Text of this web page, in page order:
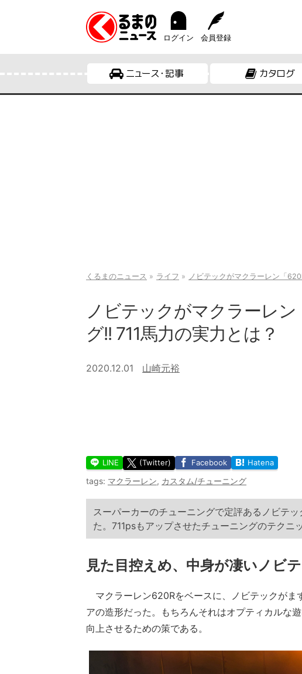
ログイン 会員登録
ニュース・記事 カタログ
くるまのニュース ライフ ノビテックがマクラーレン「
ノビテックがマクラーレ
グ!! 711馬力の実力とは？
2020.12.01 山崎元裕
LINE (Twitter) Facebook Hatena
tags: マクラーレン, カスタム/チューニング
スーパーカーのチューニングで定評あるノビテ
た。711psもアップさせたチューニングのテクニ
見た目控えめ、中身が凄いノビ
マクラーレン620Rをベースに、ノビテックがま
アの造形だった。もちろんそれはオプティカルな
向上させるための策である。